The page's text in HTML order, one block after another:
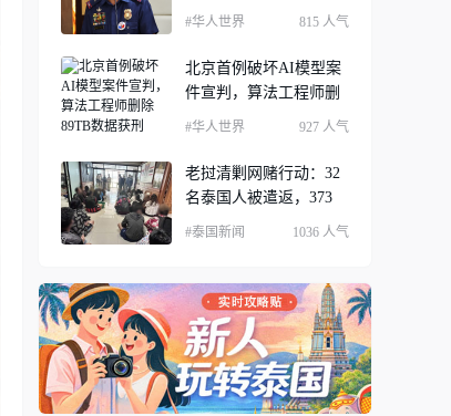
815 人气
#华人世界
北京首例破坏AI模型案
件宣判，算法工程师删
927 人气
#华人世界
老挝清剿网赌行动：32
名泰国人被遣返，373
1036 人气
#泰国新闻